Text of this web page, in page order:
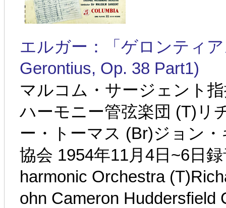
エルガー：「ゲロンティ
Gerontius, Op. 38 Part1)
マルコム・サージェント
ハーモニー管弦楽団 (T)リ
ー・トーマス (Br)ジョン
協会 1954年11月4日~6日
harmonic Orchestra
ohn Cameron Huddersfield